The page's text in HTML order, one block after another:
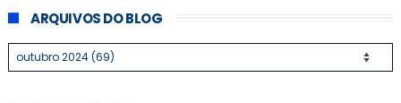
ARQUIVOS DO BLOG